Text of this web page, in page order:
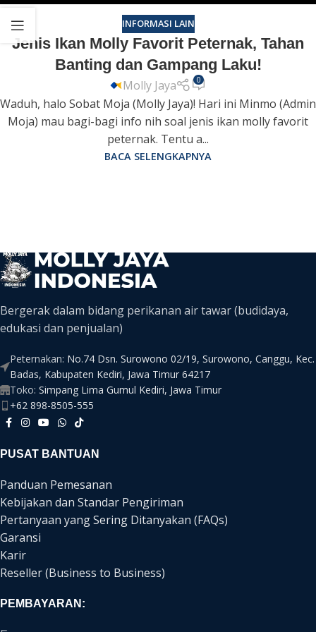
INFORMASI LAIN
Jenis Ikan Molly Favorit Peternak, Tahan
Banting dan Gampang Laku!
Molly Jaya 0
Waduh, halo Sobat Moja (Molly Jaya)! Hari ini Minmo (Admin
Moja) mau bagi-bagi info nih soal jenis ikan molly favorit
peternak. Tentu a...
BACA SELENGKAPNYA
Bergerak dalam bidang perikanan air tawar (budidaya,
edukasi dan penjualan)
Peternakan: No.74 Dsn. Surowono 02/19, Surowono, Canggu, Kec.
Badas, Kabupaten Kediri, Jawa Timur 64217
Toko: Simpang Lima Gumul Kediri, Jawa Timur
+62 898-8505-555
PUSAT BANTUAN
Panduan Pemesanan
Kebijakan dan Standar Pengiriman
Pertanyaan yang Sering Ditanyakan (FAQs)
Garansi
Karir
Reseller (Business to Business)
PEMBAYARAN: